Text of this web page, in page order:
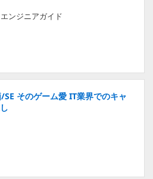
ンジニアガイド
そのゲーム愛 IT業界でのキャ